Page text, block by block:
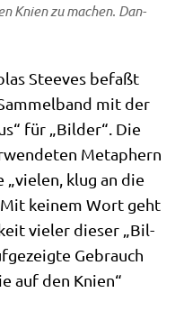
Knien zu machen. Dan­
Stee­ves befaßt
mit der
für „Bil­der“. Die
Meta­phern
„vie­len, klug an die
kei­nem Wort geht
vie­ler die­ser „Bil­
Gebrauch
auf den Knien“